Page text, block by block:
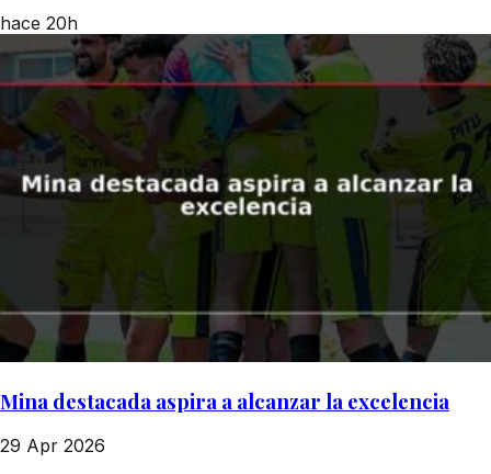
hace 20h
Mina destacada aspira a alcanzar la excelencia
29 Apr 2026